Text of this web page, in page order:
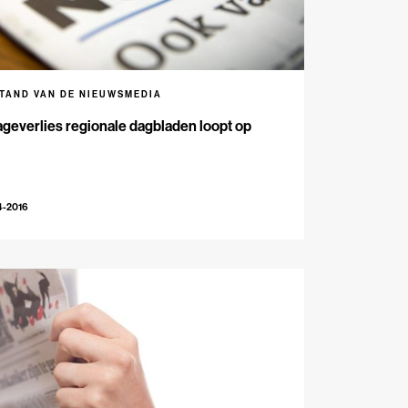
regionale dagbladen loopt op
VAN DE NIEUWSMEDIA
2016